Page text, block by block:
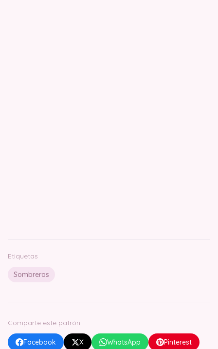
Etiquetas
Sombreros
Comparte este patrón
Facebook X WhatsApp Pinterest